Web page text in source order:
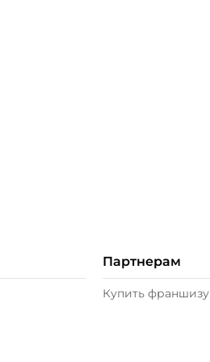
Партнерам
Купить франшизу